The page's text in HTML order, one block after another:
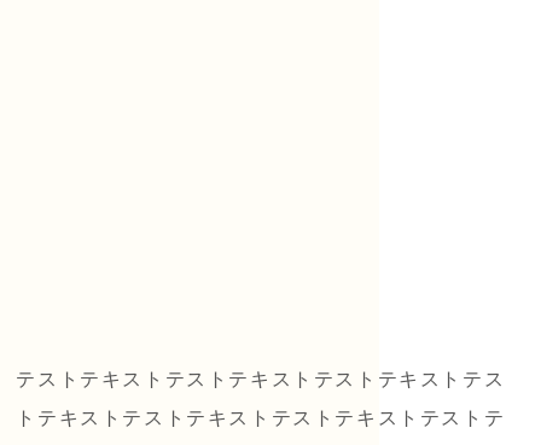
テストテキストテストテキストテストテキストテス
トテキストテストテキストテストテキストテストテ